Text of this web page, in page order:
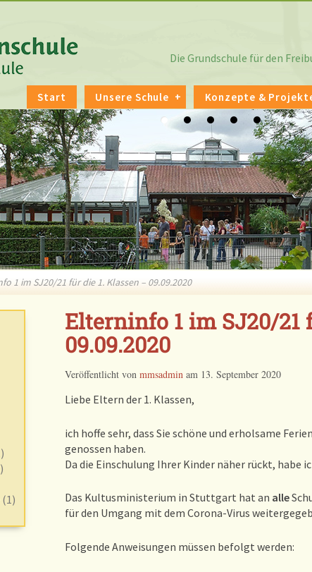
Die Grundschule für den
Start Unsere Schule Konzepte &
1 im SJ20/21 für die 1. Klassen – 09.09.2020
Elterninfo 1 im SJ20/21
09.09.2020
Veröffentlicht von mmsadminam 13. September 2020
Liebe Eltern der 1. Klassen,
ich hoffe sehr, dass Sie schöne und erholsame
genossen haben.
Da die Einschulung Ihrer Kinder näher rückt, habe
Das Kultusministerium in Stuttgart hat an alle
für den Umgang mit dem Corona-Virus
Folgende Anweisungen müssen befolgt werden:
(1)